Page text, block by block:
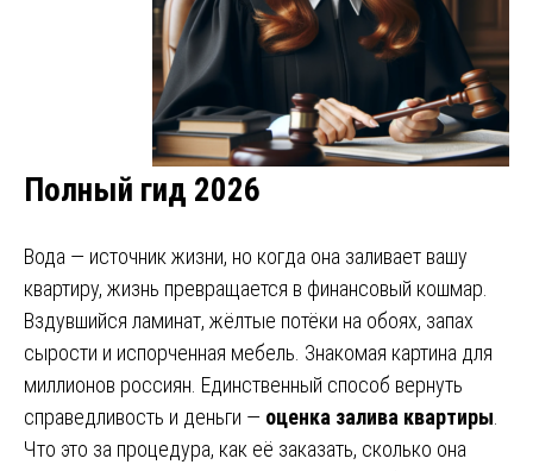
Полный гид 2026
Вода — источник жизни, но когда она заливает вашу
квартиру, жизнь превращается в финансовый кошмар.
Вздувшийся ламинат, жёлтые потёки на обоях, запах
сырости и испорченная мебель. Знакомая картина для
миллионов россиян. Единственный способ вернуть
справедливость и деньги — оценка залива квартиры.
Что это за процедура, как её заказать, сколько она